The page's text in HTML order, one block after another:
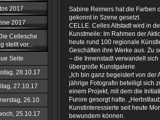
2017
2017
Cellesche
stellt vor...
Seite
28.10.17
27.10.17
26.10.
25.10.17
Sabine Reimers hat die Farben
gekonnt in Szene gesetzt.
CELLE. Celles Altstadt wird in
Kunstmeile: Im Rahmen der
heute rund 100 regionale
Geschäften ihre Werke aus. Zu
– die Innenstadt verwandelt
übergroße Kunstgalerie.
„Ich bin ganz begeistert von der
jährige Fotografin beteiligt sich
einem Projekt, mit dem die
Furore gesorgt hatte.
Kunstinteressierte seit heute
bewundern können.